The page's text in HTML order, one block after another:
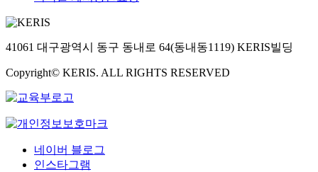
41061 대구광역시 동구 동내로 64(동내동1119) KERIS빌딩
Copyright© KERIS. ALL RIGHTS RESERVED
네이버 블로그
인스타그램